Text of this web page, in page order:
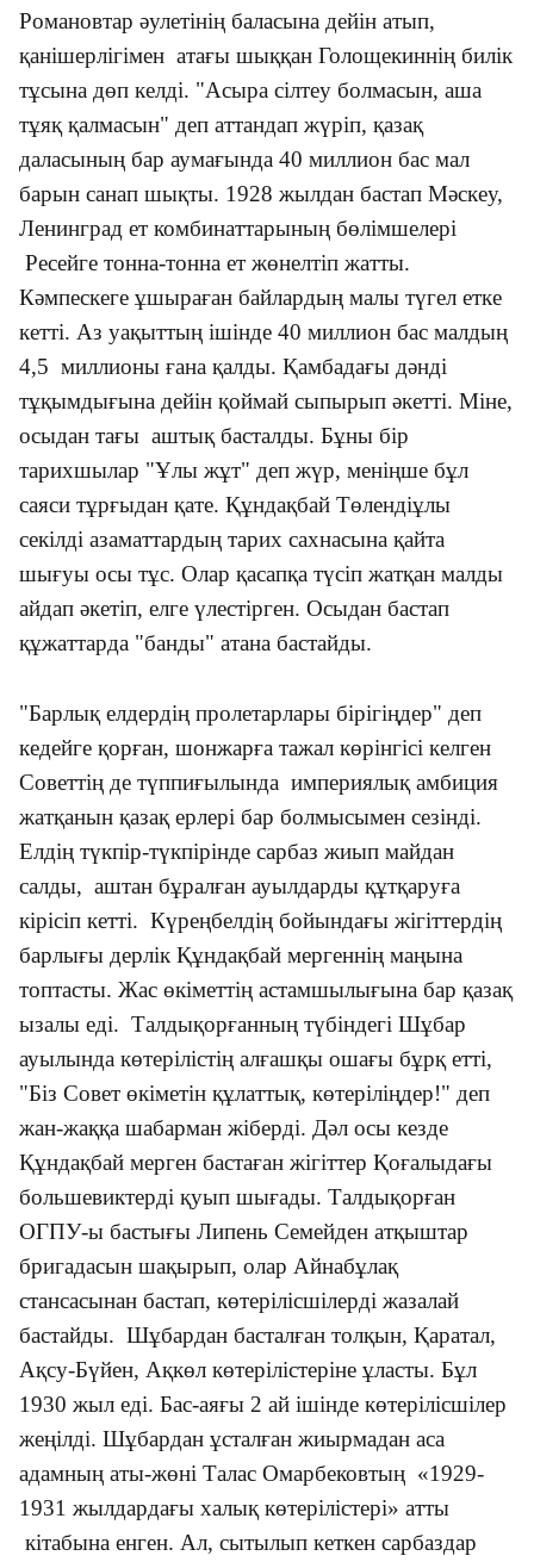
Романовтар әулетінің баласына дейін атып,
қанішерлігімен атағы шыққан Голощекиннің билік
тұсына дөп келді. "Асыра сілтеу болмасын, аша
тұяқ қалмасын" деп аттандап жүріп, қазақ
даласының бар аумағында 40 миллион бас мал
барын санап шықты. 1928 жылдан бастап Мәскеу,
Ленинград ет комбинаттарының бөлімшелері
Ресейге тонна-тонна ет жөнелтіп жатты.
Кәмпескеге ұшыраған байлардың малы түгел етке
кетті. Аз уақыттың ішінде 40 миллион бас малдың
4,5 миллионы ғана қалды. Қамбадағы дәнді
тұқымдығына дейін қоймай сыпырып әкетті. Міне,
осыдан тағы аштық басталды. Бұны бір
тарихшылар "Ұлы жұт" деп жүр, меніңше бұл
саяси тұрғыдан қате. Құндақбай Төлендіұлы
секілді азаматтардың тарих сахнасына қайта
шығуы осы тұс. Олар қасапқа түсіп жатқан малды
айдап әкетіп, елге үлестірген. Осыдан бастап
құжаттарда "банды" атана бастайды.
"Барлық елдердің пролетарлары бірігіңдер" деп
кедейге қорған, шонжарға тажал көрінгісі келген
Советтің де түппиғылында империялық амбиция
жатқанын қазақ ерлері бар болмысымен сезінді.
Елдің түкпір-түкпірінде сарбаз жиып майдан
салды, аштан бұралған ауылдарды құтқаруға
кірісіп кетті. Күреңбелдің бойындағы жігіттердің
барлығы дерлік Құндақбай мергеннің маңына
топтасты. Жас өкіметтің астамшылығына бар қазақ
ызалы еді. Талдықорғанның түбіндегі Шұбар
ауылында көтерілістің алғашқы ошағы бұрқ етті,
"Біз Совет өкіметін құлаттық, көтеріліңдер!" деп
жан-жаққа шабарман жіберді. Дәл осы кезде
Құндақбай мерген бастаған жігіттер Қоғалыдағы
большевиктерді қуып шығады. Талдықорған
ОГПУ-ы бастығы Липень Семейден атқыштар
бригадасын шақырып, олар Айнабұлақ
стансасынан бастап, көтерілісшілерді жазалай
бастайды. Шұбардан басталған толқын, Қаратал,
Ақсу-Бүйен, Ақкөл көтерілістеріне ұласты. Бұл
1930 жыл еді. Бас-аяғы 2 ай ішінде көтерілісшілер
жеңілді. Шұбардан ұсталған жиырмадан аса
адамның аты-жөні Талас Омарбековтың «1929-
1931 жылдардағы халық көтерілістері» атты
кітабына енген. Ал, сытылып кеткен сарбаздар